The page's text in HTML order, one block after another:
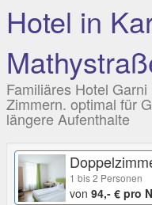
Hotel in
Familiäres Hotel
Zimmern. optimal für
längere Aufenthalte
1 bis 2 Personen
von 94,- € pro